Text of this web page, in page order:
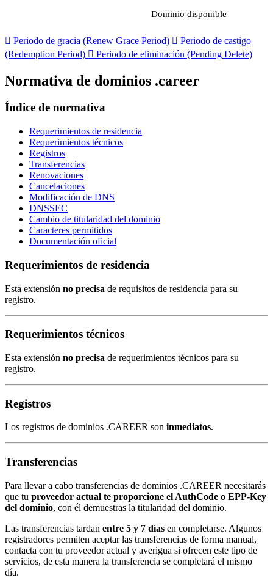
Dominio disponible
 Periodo de gracia (Renew Grace Period)  Periodo de castigo
(Redemption Period)  Periodo de eliminación (Pending Delete)
Normativa de dominios .career
Índice de normativa
Requerimientos de residencia
Requerimientos técnicos
Registros
Transferencias
Renovaciones
Cancelaciones
Modificación de DNS
DNSSEC
Cambio de titularidad del dominio
Caracteres permitidos
Documentación oficial
Requerimientos de residencia
Esta extensión no precisa de requisitos de residencia para su
registro.
Requerimientos técnicos
Esta extensión no precisa de requerimientos técnicos para su
registro.
Registros
Los registros de dominios .CAREER son inmediatos.
Transferencias
Para llevar a cabo transferencias de dominios .CAREER necesitarás
que tu proveedor actual te proporcione el AuthCode o EPP-Key
del dominio, con él demuestras la titularidad del dominio.
Las transferencias tardan entre 5 y 7 días en completarse. Algunos
registradores permiten aceptar las transferencias de forma manual,
contacta con tu proveedor actual y averigua si ofrecen este tipo de
servicios, de esta manera la transferencia se completará el mismo
día.